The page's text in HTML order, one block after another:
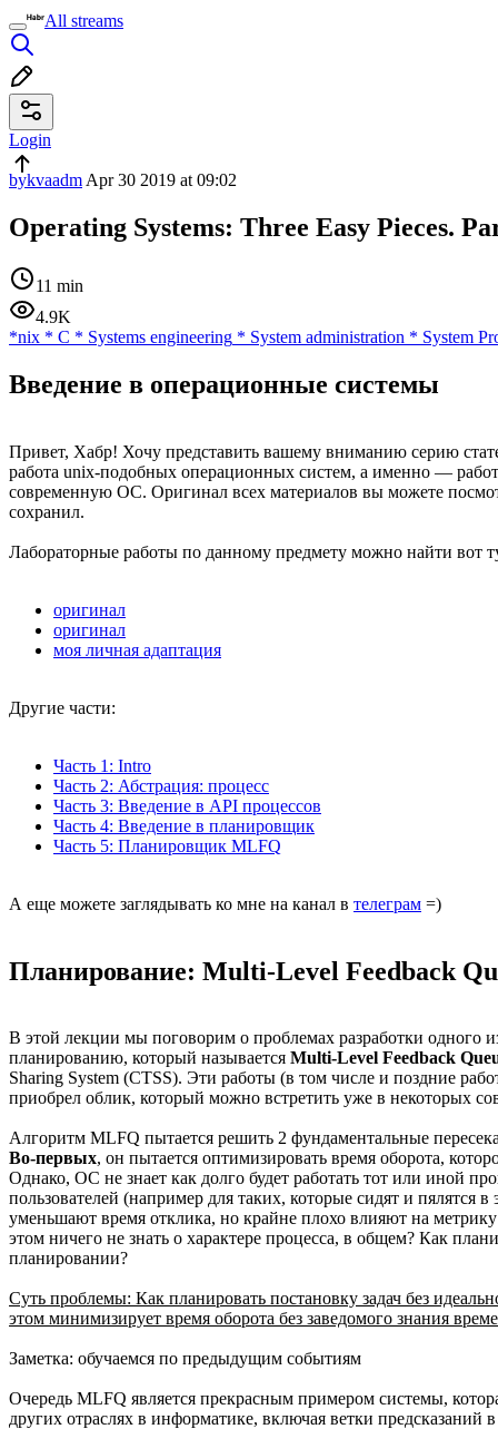
All streams
Login
bykvaadm Apr 30 2019 at 09:02
Operating Systems: Three Easy Pieces.
11 min
4.9K
*nix * C * Systems engineering * System administration * System
Введение в операционные системы
Привет, Хабр! Хочу представить вашему вниманию серию
работа unix-подобных операционных систем, а именно —
современную ОС. Оригинал всех материалов вы можете
сохранил.
Лабораторные работы по данному предмету можно найти вот
оригинал
оригинал
моя личная адаптация
Другие части:
Часть 1: Intro
Часть 2: Абстрация: процесс
Часть 3: Введение в API процессов
Часть 4: Введение в планировщик
Часть 5: Планировщик MLFQ
А еще можете заглядывать ко мне на канал в телеграм =)
Планирование: Multi-Level Feedback
В этой лекции мы поговорим о проблемах разработки одного
планированию, который называется Multi-Level Feedback
Sharing System (CTSS). Эти работы (в том числе и поздние
приобрел облик, который можно встретить уже в некоторых
Алгоритм MLFQ пытается решить 2 фундаментальные
Во-первых, он пытается оптимизировать время оборота,
Однако, ОС не знает как долго будет работать тот или иной
пользователей (например для таких, которые сидят и
уменьшают время отклика, но крайне плохо влияют на
этом ничего не знать о характере процесса, в общем? Как
планировании?
Суть проблемы: Как планировать постановку задач без
этом минимизирует время оборота без заведомого знания
Заметка: обучаемся по предыдущим событиям
Очередь MLFQ является прекрасным примером системы,
других отраслях в информатике, включая ветки